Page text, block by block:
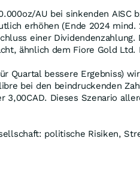
AU bei sinkenden AISC
erhöhen (Ende 2024
einer
ähnlich dem Fiore Gold Ltd.
Quartal bessere Ergebniss)
bei den beindruckenden
Dieses Szenario
politische Risiken,